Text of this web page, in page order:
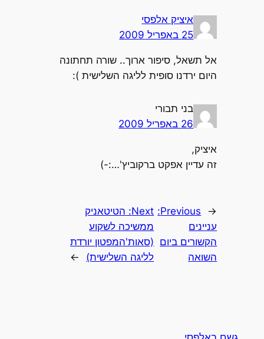
איציק אלפסי
25 באפריל 2009
אל תשאל, סיפור ארוך.. שורה תחתונה
היום ירדנו סופית לליגה השלישית ):
בני תבורי
26 באפריל 2009
איציק,
זה עדיין אפקט ברקוביץ'…:-)
←
Previous:
עניינים
הקשורים ביום
השואה
Next: הטיטאניק
ממשיכה לשקוע
(סאות'המפטון יורדת
לליגה השלישית)
→